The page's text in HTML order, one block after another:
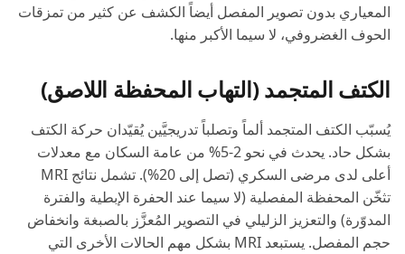
المعياري بدون تصوير المفصل أيضاً الكشف عن كثير من تمزقات
الحوف الغضروفي، لا سيما الأكبر منها.
الكتف المتجمد (التهاب المحفظة اللاصق)
يُسبّب الكتف المتجمد ألماً وتصلباً تدريجيَّين يُقيّدان حركة الكتف
بشكل حاد. يحدث في نحو 2-5% من عامة السكان مع معدلات
أعلى لدى مرضى السكري (تصل إلى 20%). تشمل نتائج MRI
تثخّن المحفظة المفصلية (لا سيما عند الحفرة الإبطية والفترة
المدوّرة) والتعزيز الزليلي في التصوير المُعزَّز بالصبغة وانخفاض
حجم المفصل. يستبعد MRI بشكل مهم الحالات الأخرى التي